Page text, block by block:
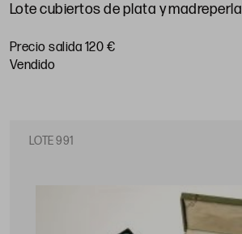
Lote cubiertos de plata y madreperla
Precio salida 120 €
vendido
LOTE 991